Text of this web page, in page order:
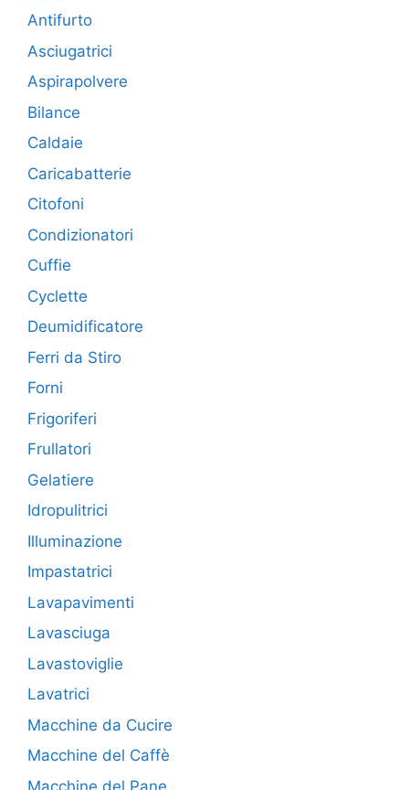
Antifurto
Asciugatrici
Aspirapolvere
Bilance
Caldaie
Caricabatterie
Citofoni
Condizionatori
Cuffie
Cyclette
Deumidificatore
Ferri da Stiro
Forni
Frigoriferi
Frullatori
Gelatiere
Idropulitrici
Illuminazione
Impastatrici
Lavapavimenti
Lavasciuga
Lavastoviglie
Lavatrici
Macchine da Cucire
Macchine del Caffè
Macchine del Pane